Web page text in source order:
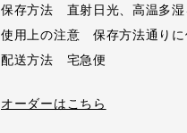
保存方法 直射日光、高温多湿
使用上の注意 保存方法通りに
配送方法 宅急便
オーダーはこちら